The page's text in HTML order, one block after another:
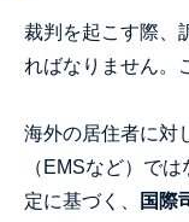
裁判を起こす際、
ればなりません。
海外の居住者に対
（EMSなど）で
定に基づく、
国際